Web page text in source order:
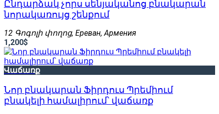
Ընդարձակ չորս սենյականոց բնակարան
նորակառույց շենքում
12 Գոգոլի փողոց, Ереван, Армения
1,200$
Վաճառք
Նոր բնակարան Ֆիրդուս Պրեմիում
բնակելի համալիրում՝ վաճառք